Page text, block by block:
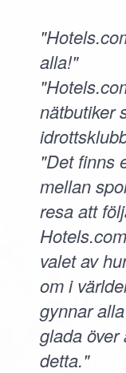
alla!"
nätbutiker
"Det finns
mellan
resa att
valet av
om i
gynnar
glada över
detta."